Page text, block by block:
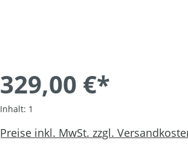
329,00 €*
Inhalt: 1
Preise inkl. MwSt. zzgl.